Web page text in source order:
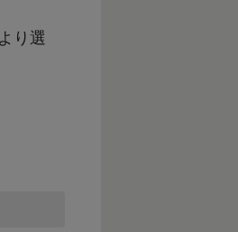
り選